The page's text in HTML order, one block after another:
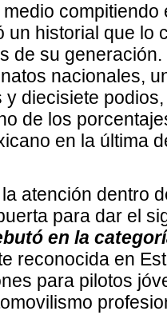
compitiendo
un historial que lo
de su
nacionales,
diecisiete
de los
en la última
atención dentro
para dar el
en la
reconocida en
para pilotos